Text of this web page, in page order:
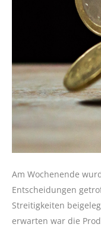
Am Wochenende
Entscheidungen
Streitigkeiten
erwarten war die